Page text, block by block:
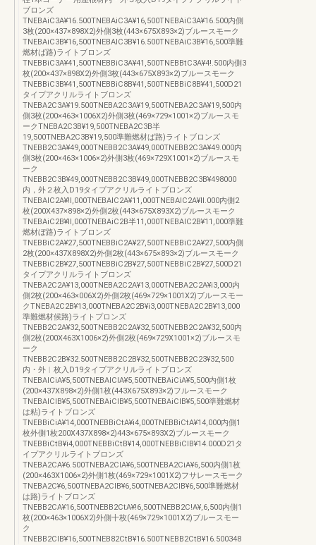
ブロンズ
TNEBAiC3A¥16.500TNEBAiC3A¥16,500TNEBAiC3A¥16.500内側
3枚(200×437×898X2)外側3枚(443×675X893×2)ブルースモーク
TNEBAiC3B¥16,500TNEBAIC3B¥16.500TNEBAiC3B¥16,500準難
燃材ば路)ライトブロンズ
TNEBBiC3A¥41,500TNEBBiC3A¥41,500TNEBBtC3A¥4!.500内側3
枚(200×437×898X2)外側3枚(443×675X893×2)ブルースモーク
TNEBBiC3B¥41,500TNEBBiC8B¥41,500TNEBBiC8B¥41,500D21
タイプアクリルライトブロンズ
TNEBA2C3A¥19.500TNEBA2C3A¥19,500TNEBA2C3A¥19,500内
側3枚(200×463×1006X2)外側3枚(469×729×1001×2)ブルースモ
ークTNEBA2C3B¥19,500TNEBA2C3B半
19,500TNEBA2C3B¥19,500準難燃材ば路)ライトブロンズ
TNEBB2C3A¥49,000TNEBB2C3A¥49,000TNEBB2C3A¥49.000内
側3枚(200×463×1006×2)外側3枚(469×729X1001×2)ブルースモ
ーク
TNEBB2C3B¥49,000TNEBB2C3B¥49,000TNEBB2C3B¥498000
内，外２枚入D19タイプアクリルライトブロンズ
TNEBAIC2A¥!l,000TNEBAIC2A¥11,000TNEBAIC2A¥ll.000内側2
枚(200X437×898×2)外側2枚(443×675X893X2)ブルースモーク
TNEBAiC2B¥ll,000TNEBAiC2B半11,000TNEBAIC2B¥11,000準難
燃材ぼ路)ライトブロンズ
TNEBBiC2A¥27,500TNEBBiC2A¥27,500TNEBBiC2A¥27,500内側
2枚(200×437X898X2)外側2枚(443×675×893×2)ブルースモーク
TNEBBiC2B¥27,500TNEBBiC2B¥27,500TNEBBiC2B¥27,500D21
タイプアクリルライトブロンズ
TNEBA2C2A¥13,000TNEBA2C2A¥13,000TNEBA2C2A¥i3,000内
側2枚(200×463×006X2)外側2枚(469×729×1001X2)ブルースモー
クTNEBA2C2B¥13,000TNEBA2C2B¥i3,000TNEBA2C2B¥13,000
準難燃材候路)ライトプロンズ
TNEBB2C2A¥32,500TNEBB2C2A¥32,500TNEBB2C2A¥32,500内
側2枚(200X463X1006×2)外側2枚(469×729X1001×2)ブルースモ
ーク
TNEBB2C2B¥32.500TNEBB2C2B¥32,500TNEBB2C23¥32,500
内・外︱枚入D19タイプアクリルライトブロンズ
TNEBAICiA¥5,500TNEBAICIA¥5,500TNEBAiCiA¥5,500内側1枚
(200×437X898×2)外側1枚(443X675X893×2)フルースモーク
TNEBAICIB¥5,500TNEBAiCIB¥5,500TNEBAiCIB¥5,500準難燃材
は粘)ライトブロンズ
TNEBBiCiA¥14,000TNEBBiCtA¥i4,000TNEBBiCtA¥14,000内側1
枚外側1枚200X437X898×2)443×675×893X2)ブルースモーク
TNEBBiCtB¥i4,000TNEBBiCtB¥14,000TNEBBiCIB¥14.000D21タ
イプアクリルライトブロンズ
TNEBA2CA¥6.500TNEBA2CIA¥6,500TNEBA2CiA¥6,500内側1枚
(200×463X1006×2)外側1枚(469×729×1001X2)フサレースモーク
TNEBA2C¥6,500TNEBA2CIB¥6,500TNEBA2CIB¥6,500準難燃材
は路)ライトブロンズ
TNEBB2CA¥16,500TNEBB2CtA¥!6,500TNEBB2C!A¥,6,500内側1
枚(200×463×1006X2)外側十枚(469×729×1001X2)ブルースモー
ク
TNEBB2CIB¥16,500TNEB82CtB¥16.500TNEBB2CtB¥16.500348